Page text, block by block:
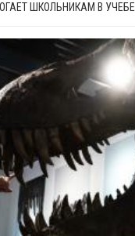
ШКОЛЬНИКАМ В УЧЕБЕ